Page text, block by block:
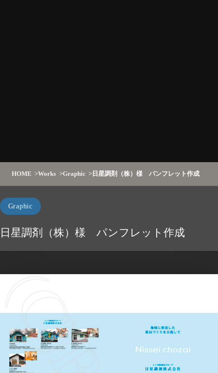
HOME Works Graphic 日星調剤（株）様 パンフレット作成
Graphic
日星調剤（株）様 パンフレット作成